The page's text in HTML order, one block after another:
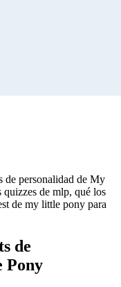
de personalidad de My
de mlp, qué los
de my little pony para
de
Pony